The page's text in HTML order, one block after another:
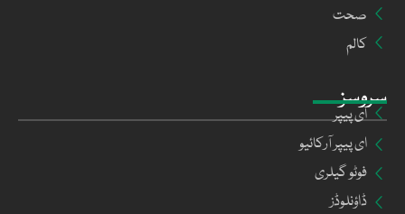
سروسز
ای پیپر
ای پیپر آرکائیو
فوٹو گیلری
ڈاؤنلوڈز
صحت
کالم